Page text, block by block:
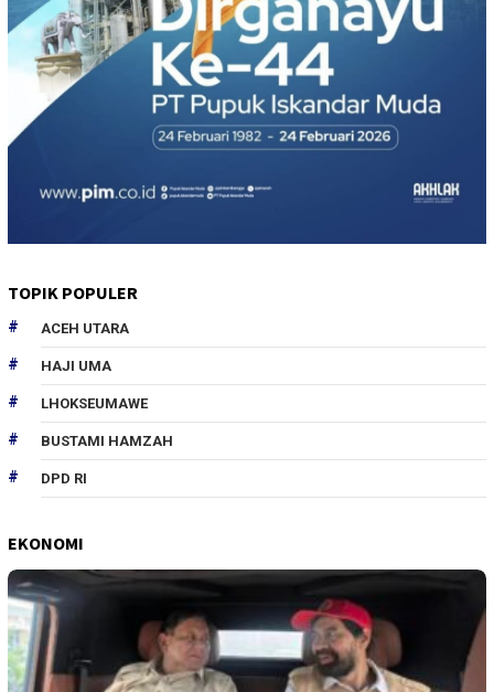
TOPIK POPULER
ACEH UTARA
HAJI UMA
LHOKSEUMAWE
BUSTAMI HAMZAH
DPD RI
EKONOMI